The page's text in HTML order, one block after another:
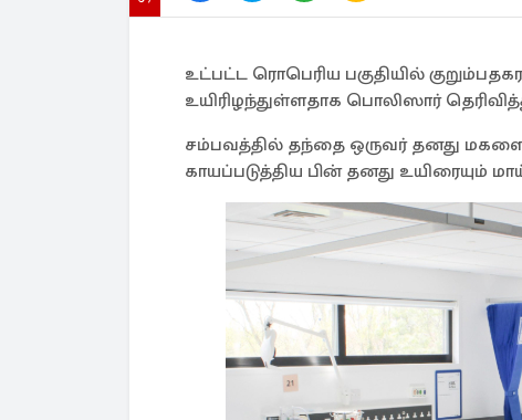
உட்பட்ட ரொபெரிய பகுதியில்
உயிரிழந்துள்ளதாக பொலிஸார்
சம்பவத்தில் தந்தை ஒருவர் தனது
காயப்படுத்திய பின் தனது உயிரையும்